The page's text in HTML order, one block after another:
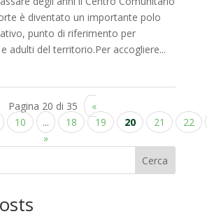
è diventato un importante polo
punto di riferimento per
adulti del territorio.Per accogliere...
Pagina 20 di 35
«
10 ... 18 19 20 21
22
»
Cerca